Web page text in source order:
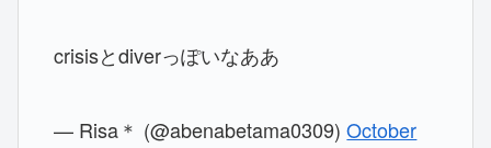
crisisとdiverっぽいなああ
— Risa＊ (@abenabetama0309)October